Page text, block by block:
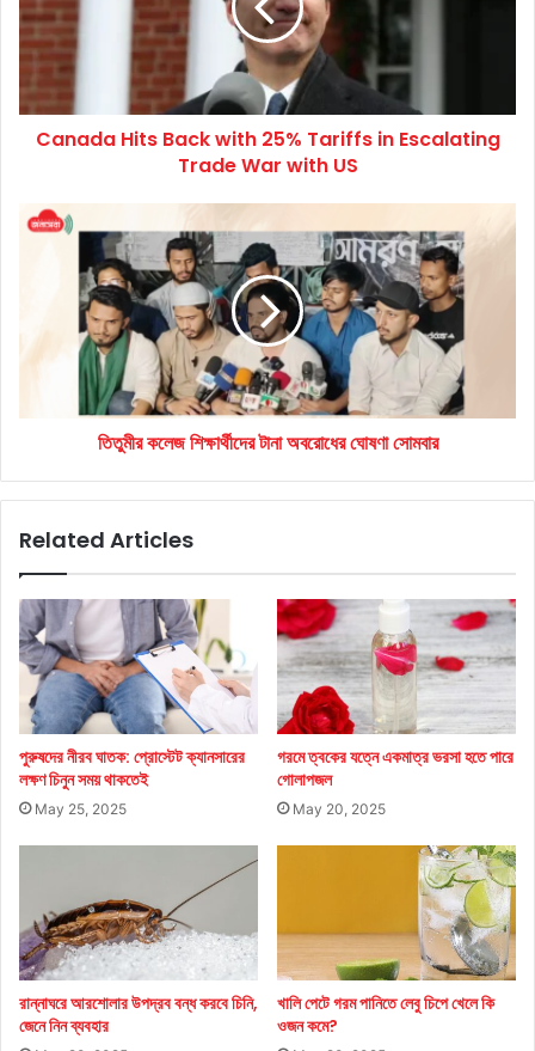
25%
Tariffs
in
Escalating
Trade
WarCanada Hits Back with 25% Tariffs in Escalating
Trade War with US
তিতুমীর
কলেজ
ঘোষণা
সোমবার
তিতুমীর কলেজ শিক্ষার্থীদের টানা অবরোধের ঘোষণা সোমবার
Related Articles
পুরুষদের নীরব ঘাতক: প্রোস্টেট ক্যানসারের
লক্ষণ চিনুন সময় থাকতেই
May 25, 2025
গরমে ত্বকের যত্নে একমাত্র ভরসা হতে পারে
গোলাপজল
May 20, 2025
রান্নাঘরে আরশোলার উপদ্রব বন্ধ করবে চিনি,
জেনে নিন ব্যবহার
খালি পেটে গরম পানিতে লেবু চিপে খেলে কি
ওজন কমে?